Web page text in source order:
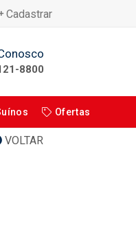
Cadastrar
8800
Ofertas
VOLTAR